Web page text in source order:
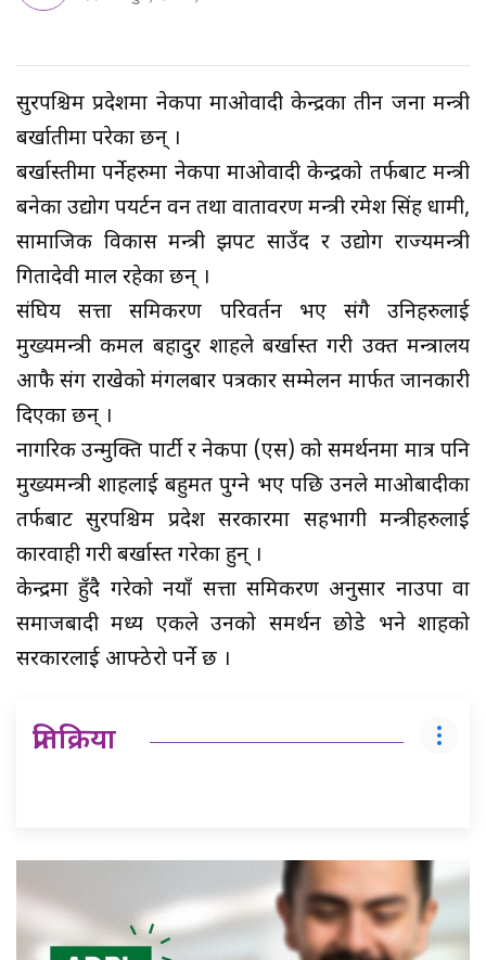
सुदूरपश्चिम प्रदेशमा नेकपा माओवादी केन्द्रका तीन जना मन्त्री
बर्खातीमा परेका छन् ।
बर्खास्तीमा पर्नेहरुमा नेकपा माओवादी केन्द्रको तर्फबाट मन्त्री
बनेका उद्योग पयर्टन वन तथा वातावरण मन्त्री रमेश सिंह धामी,
सामाजिक विकास मन्त्री झपट साउँद र उद्योग राज्यमन्त्री
गितादेवी माल रहेका छन् ।
संघिय सत्ता समिकरण परिवर्तन भए संगै उनिहरुलाई
मुख्यमन्त्री कमल बहादुर शाहले बर्खास्त गरी उक्त मन्त्रालय
आफै संग राखेको मंगलबार पत्रकार सम्मेलन मार्फत जानकारी
दिएका छन् ।
नागरिक उन्मुक्ति पार्टी र नेकपा (एस) को समर्थनमा मात्र पनि
मुख्यमन्त्री शाहलाई बहुमत पुग्ने भए पछि उनले माओबादीका
तर्फबाट सुदूरपश्चिम प्रदेश सरकारमा सहभागी मन्त्रीहरुलाई
कारवाही गरी बर्खास्त गरेका हुन् ।
केन्द्रमा हुँदै गरेको नयाँ सत्ता समिकरण अनुसार नाउपा वा
समाजबादी मध्य एकले उनको समर्थन छोडे भने शाहको
सरकारलाई आफ्ठेरो पर्ने छ ।
प्रतिक्रिया